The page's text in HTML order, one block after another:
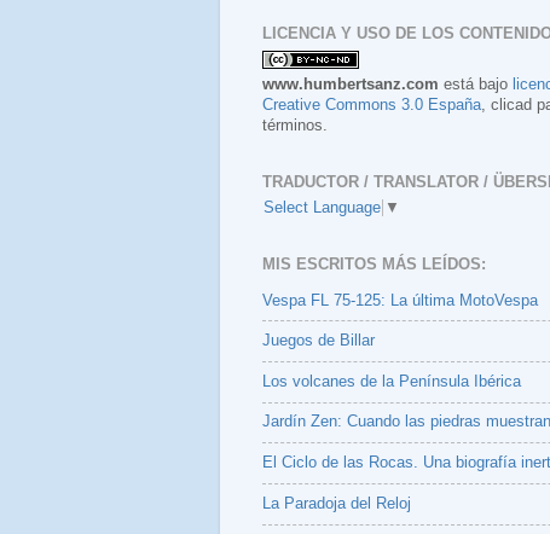
LICENCIA Y USO DE LOS
www.humbertsanz.com está bajo
Creative Commons 3.0 España , clicad
términos.
TRADUCTOR / TRANSLATOR /
Select Language ▼
MIS ESCRITOS MÁS LEÍDOS:
Vespa FL 75-125: La última MotoVespa
Juegos de Billar
Los volcanes de la Península Ibérica
Jardín Zen: Cuando las piedras
El Ciclo de las Rocas. Una biografía
La Paradoja del Reloj